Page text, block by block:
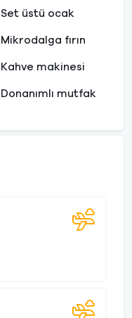
Set üstü ocak
Mikrodalga fırın
Kahve makinesi
Donanımlı mutfak